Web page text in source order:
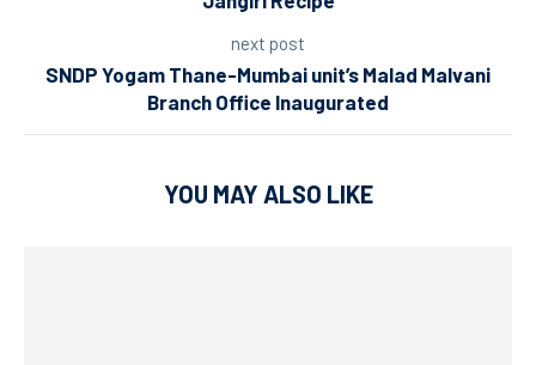
next post
SNDP Yogam Thane-Mumbai unit’s Malad Malvani
Branch Office Inaugurated
YOU MAY ALSO LIKE